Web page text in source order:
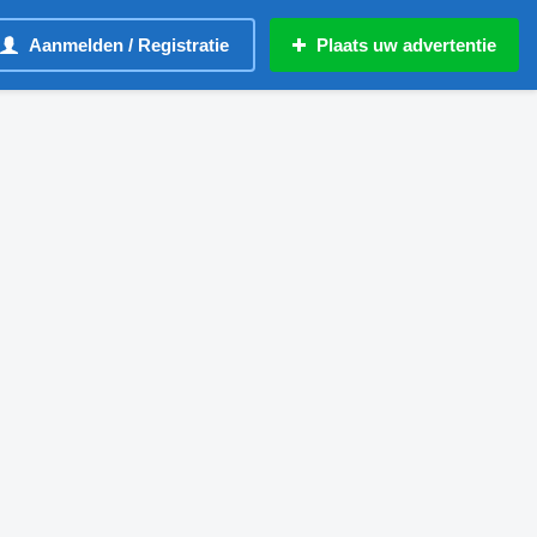
Aanmelden / Registratie Plaats uw advertentie